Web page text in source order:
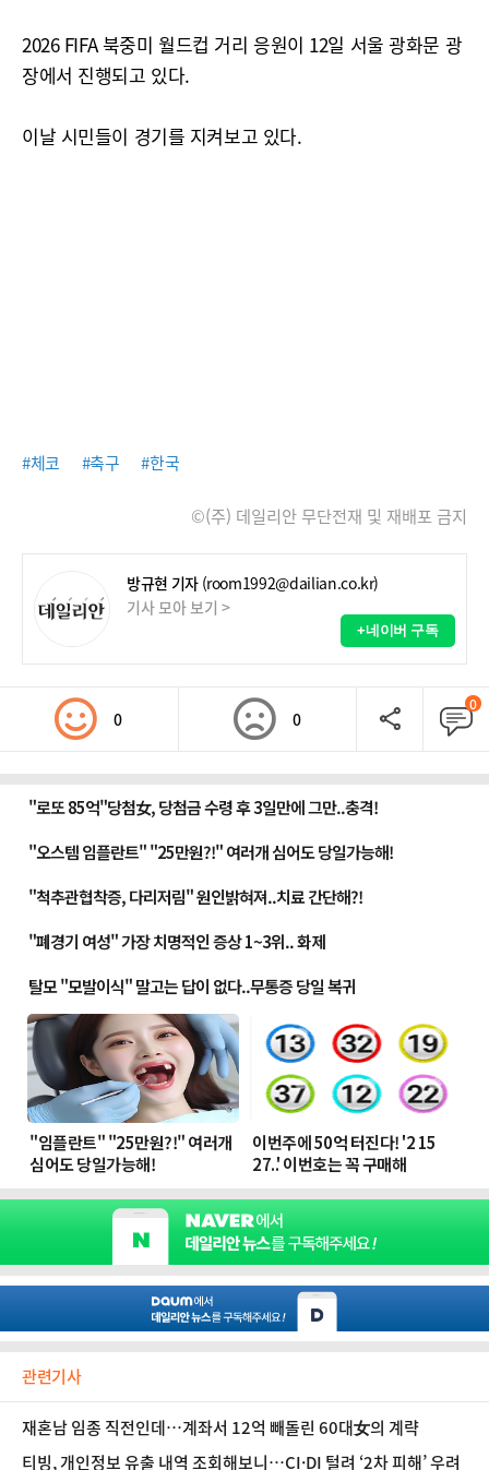
2026 FIFA 북중미 월드컵 거리 응원이 12일 서울 광화문 광
장에서 진행되고 있다.
이날 시민들이 경기를 지켜보고 있다.
#체코 #축구 #한국
©(주) 데일리안 무단전재 및 재배포 금지
방규현 기자 (room1992@dailian.co.kr)
기사 모아 보기 >
+네이버 구독
0 0
0
관련기사
재혼남 임종 직전인데…계좌서 12억 빼돌린 60대女의 계략
티빙, 개인정보 유출 내역 조회해보니…CI·DI 털려 ‘2차 피해’ 우려